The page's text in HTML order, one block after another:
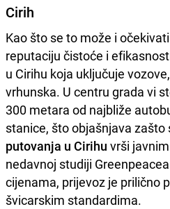
Cirih
Kao što se to može i
reputaciju čistoće i
u Cirihu koja uključuje
vrhunska. U centru grada vi
300 metara od najbliže
stanice, što objašnjava zašto
putovanja u Cirihu vrši
nedavnoj studiji
cijenama, prijevoz je prilično
švicarskim standardima.